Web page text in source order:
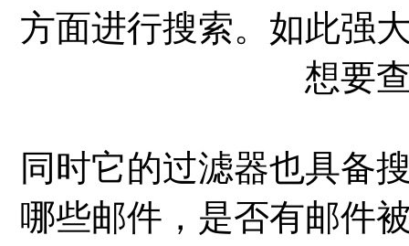
方面进行搜索。如此强
想要
同时它的过滤器也具备
哪些邮件，是否有邮件